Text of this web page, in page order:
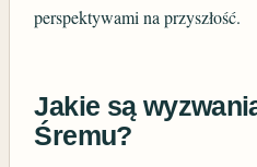
perspektywami na przyszłość.
Jakie są
Śremu?